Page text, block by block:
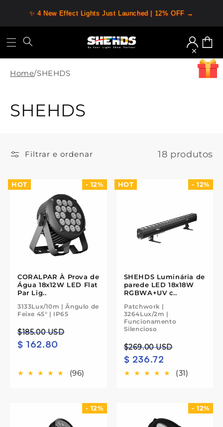
✨ 4 New Effect Lights Just Launched | 12% OFF →
para o
conteúdo
Iniciar
sessão
Home/SHEHDS
C
l
ç
SHEHDS
Filtrar e ordenar 18 produtos
HOT - 12%
CORALPAR À Prova de
Água 18x12W LED Flat
Par Lig..
3133Lux/10m | Ângulo de
Feixe 45° | IP65
Preço
normal
$185.00 USD
Preço
de
$ 162.80
(96)
HOT - 12%
SHEHDS Luminária de
parede LED 18x18W
RGBWA+UV c..
Patchwork |
3264Lux/2m |
Funcionamento
Silencioso
Preço
normal
$269.00 USD
Preço
de
saldo
$ 236.72
(31)
- 12% - 12%